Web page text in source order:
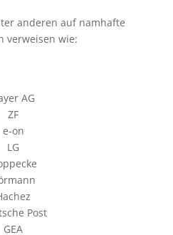
anderen auf namhafte
verweisen wie:
AG
ZF
e-on
LG
Post
GEA